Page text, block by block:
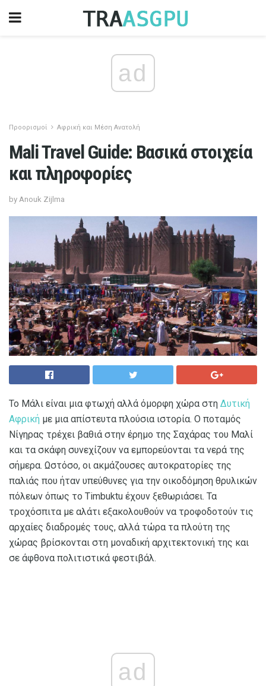
ad
Προορισμοί Αφρική και Μέση Ανατολή
Mali Travel Guide: Βασικά στοιχεία
και πληροφορίες
by Anouk Zijlma
Το Μάλι είναι μια φτωχή αλλά όμορφη χώρα στη Δυτική
Αφρική με μια απίστευτα πλούσια ιστορία. Ο ποταμός
Νίγηρας τρέχει βαθιά στην έρημο της Σαχάρας του Μαλί
και τα σκάφη συνεχίζουν να εμπορεύονται τα νερά της
σήμερα. Ωστόσο, οι ακμάζουσες αυτοκρατορίες της
παλιάς που ήταν υπεύθυνες για την οικοδόμηση θρυλικών
πόλεων όπως το Timbuktu έχουν ξεθωριάσει. Τα
τροχόσπιτα με αλάτι εξακολουθούν να τροφοδοτούν τις
αρχαίες διαδρομές τους, αλλά τώρα τα πλούτη της
χώρας βρίσκονται στη μοναδική αρχιτεκτονική της και
σε άφθονα πολιτιστικά φεστιβάλ.
ad